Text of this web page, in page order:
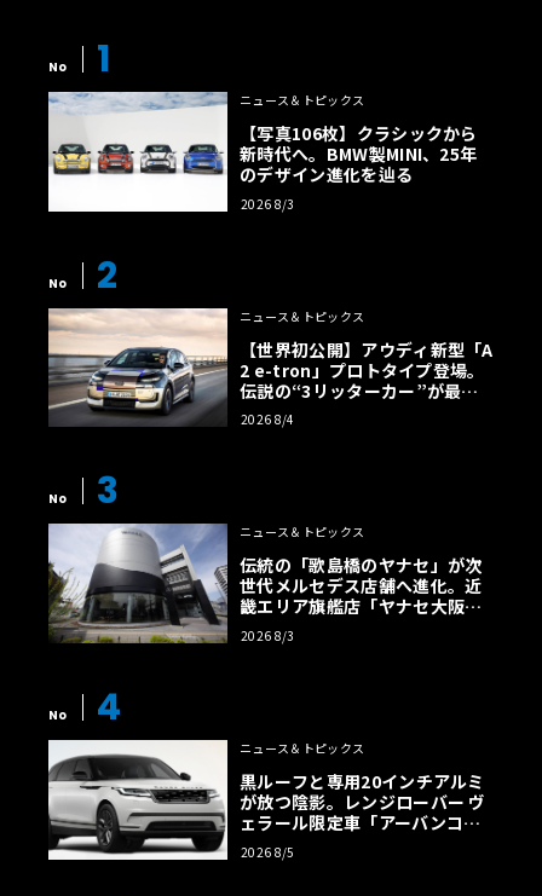
No 1
ニュース＆トピックス
【写真106枚】クラシックから
新時代へ。BMW製MINI、25年
のデザイン進化を辿る
2026 8/3
No 2
ニュース＆トピックス
【世界初公開】アウディ新型「A
2 e-tron」プロトタイプ登場。
伝説の“3リッターカー”が最高
効率エントリーBEVとして復活
【画像38枚】
2026 8/4
No 3
ニュース＆トピックス
伝統の「歌島橋のヤナセ」が次
世代メルセデス店舗へ進化。近
畿エリア旗艦店「ヤナセ大阪支
店」がリニューアル
2026 8/3
No 4
ニュース＆トピックス
黒ルーフと専用20インチアルミ
が放つ陰影。レンジローバー ヴ
ェラール限定車「アーバンコン
トラスト・エディション」登場
2026 8/5